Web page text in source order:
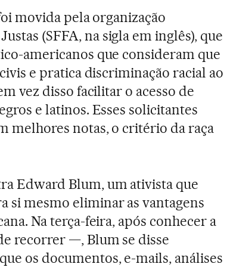
movida pela organização
(SFFA, na sigla em inglês), que
americanos que consideram que
e pratica discriminação racial ao
vez disso facilitar o acesso de
e latinos. Esses solicitantes
melhores notas, o critério da raça
Edward Blum, um ativista que
si mesmo eliminar as vantagens
Na terça-feira, após conhecer a
recorrer —, Blum se disse
os documentos, e-mails, análises